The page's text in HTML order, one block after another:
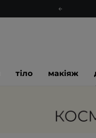
тіло макіяж